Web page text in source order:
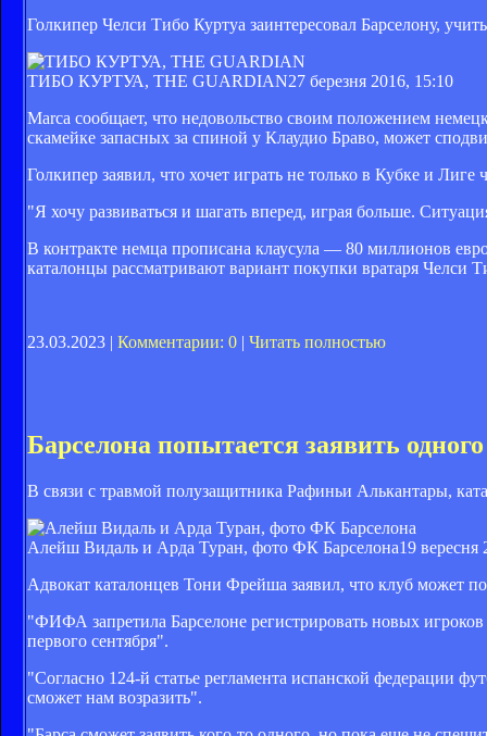
Голкипер Челси Тибо Куртуа заинтересовал Барселону,
ТИБО КУРТУА, THE GUARDIAN27 березня 2016, 15:10
Marca сообщает, что недовольство своим положением
скамейке запасных за спиной у Клаудио Браво, может
Голкипер заявил, что хочет играть не только в Кубке и Лиге
"Я хочу развиваться и шагать вперед, играя больше.
В контракте немца прописана клаусула — 80 миллионов
каталонцы рассматривают вариант покупки вратаря Челси
23.03.2023 | Комментарии: 0 Читать полностью
Барселона попытается заявить
В связи с травмой полузащитника Рафиньи Алькантары,
Алейш Видаль и Арда Туран, фото ФК Барселона19 вересня
Адвокат каталонцев Тони Фрейша заявил, что клуб может
"ФИФА запретила Барселоне регистрировать новых
первого сентября".
"Согласно 124-й статье регламента испанской федерации
сможет нам возразить".